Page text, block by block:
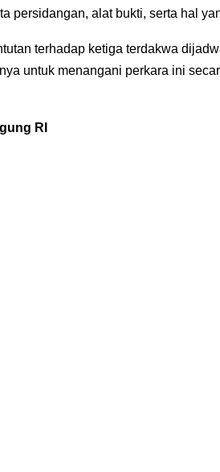
persidangan, alat bukti, serta hal
terhadap ketiga terdakwa
untuk menangani perkara ini
RI